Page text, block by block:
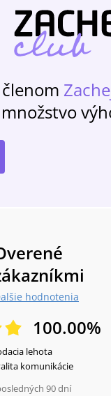
hodnotenia
100.00%
lehota
komunikácie
90 dní